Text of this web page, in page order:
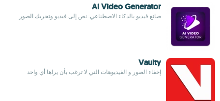
Ai Video Generator
صانع فيديو بالذكاء الاصطناعي: نص إلى فيديو وتحريك الصور
Vaulty
إخفاء الصور و الفيديوهات التي لا ترغب بأن يراها أي واحد